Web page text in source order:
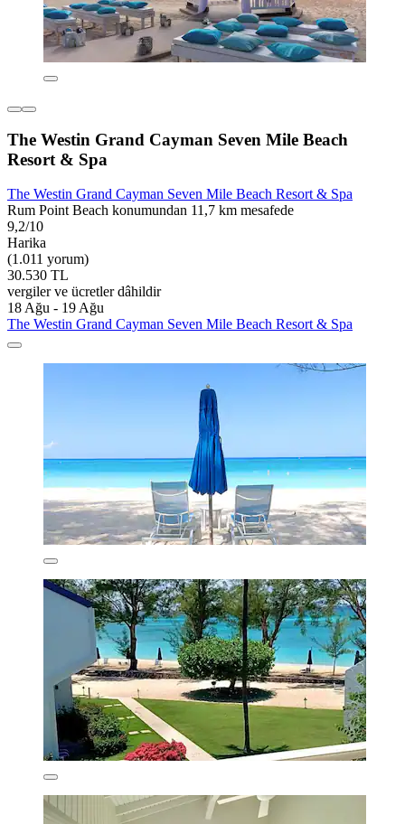
The Westin Grand Cayman Seven Mile Beach
Resort & Spa
The Westin Grand Cayman Seven Mile Beach Resort & Spa
Rum Point Beach konumundan 11,7 km mesafede
9,2/10
Harika
(1.011 yorum)
30.530 TL
vergiler ve ücretler dâhildir
18 Ağu - 19 Ağu
The Westin Grand Cayman Seven Mile Beach Resort & Spa